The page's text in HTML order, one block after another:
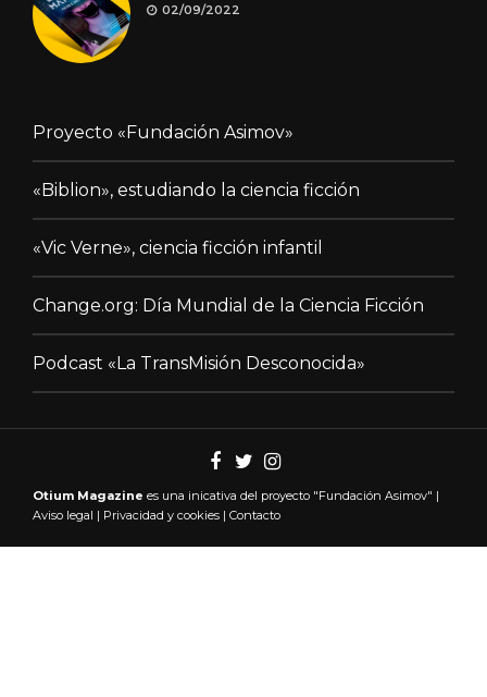
02/09/2022
Proyecto «Fundación Asimov»
«Biblion», estudiando la ciencia ficción
«Vic Verne», ciencia ficción infantil
Change.org: Día Mundial de la Ciencia Ficción
Podcast «La TransMisión Desconocida»
Otium Magazine es una inicativa del proyecto "Fundación Asimov" |
Aviso legal | Privacidad y cookies | Contacto